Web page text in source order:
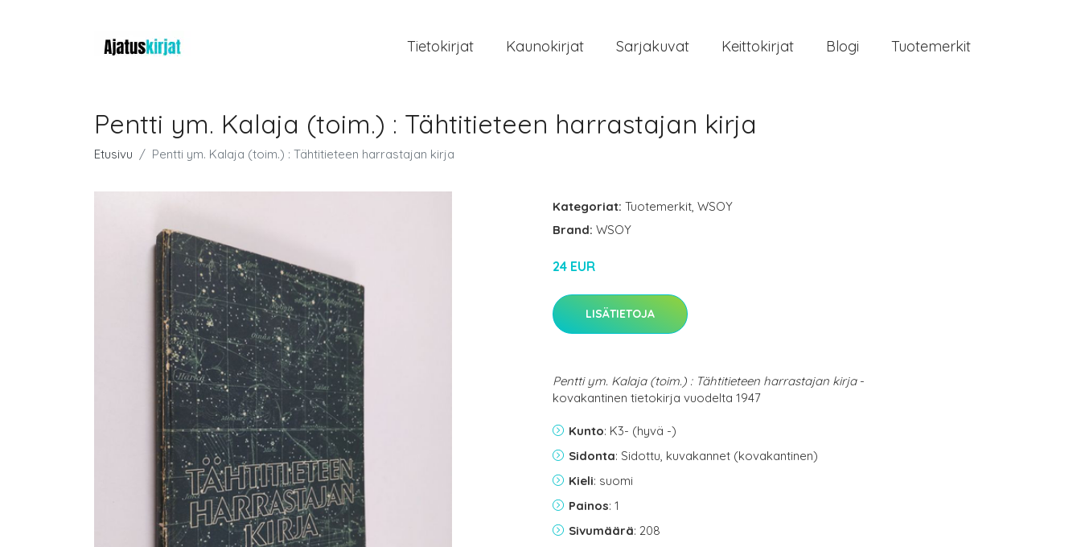
Tietokirjat Kaunokirjat Sarjakuvat Keittokirjat Blogi Tuotemerkit
Pentti ym. Kalaja (toim.) : Tähtitieteen harrastajan kirja
Etusivu Pentti ym. Kalaja (toim.) : Tähtitieteen harrastajan kirja
Kategoriat: Tuotemerkit, WSOY
Brand: WSOY
24 EUR
LISÄTIETOJA
Pentti ym. Kalaja (toim.) : Tähtitieteen harrastajan kirja-
kovakantinen tietokirja vuodelta 1947
Kunto: K3- (hyvä -)
Sidonta: Sidottu, kuvakannet (kovakantinen)
Kieli: suomi
Painos: 1
Sivumäärä: 208